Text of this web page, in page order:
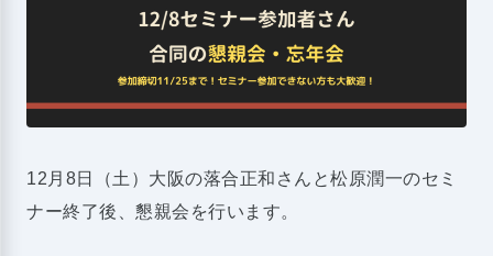
12月8日（土）大阪の落合正和さんと松原潤一のセミ
ナー終了後、懇親会を行います。